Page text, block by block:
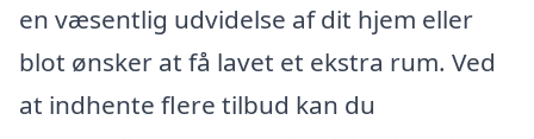
en væsentlig udvidelse af dit hjem eller
blot ønsker at få lavet et ekstra rum. Ved
at indhente flere tilbud kan du